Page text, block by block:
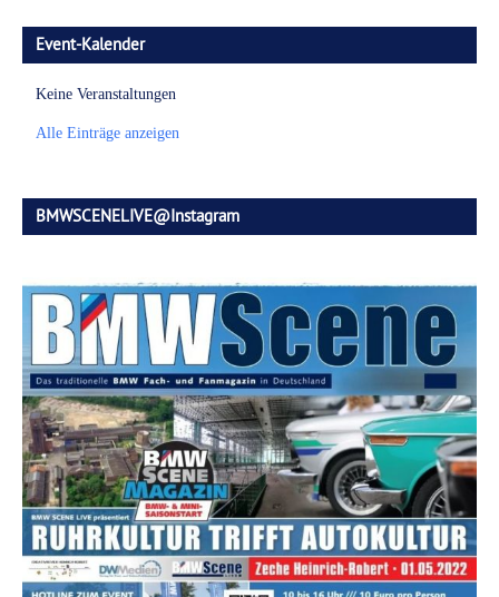
Event-Kalender
Keine Veranstaltungen
Alle Einträge anzeigen
BMWSCENELIVE@Instagram